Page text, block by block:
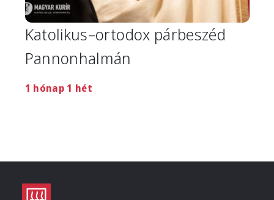
Katolikus–ortodox párbeszéd
Pannonhalmán
1 hónap 1 hét